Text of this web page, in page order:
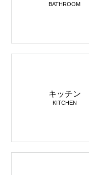
BATHROOM
キッチン
KITCHEN